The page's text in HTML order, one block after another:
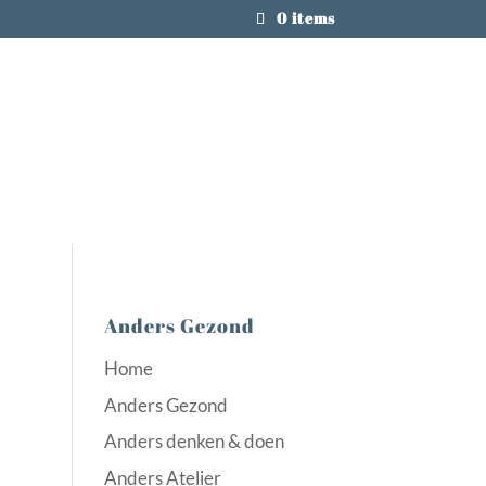
0 items
Anders Gezond
Home
Anders Gezond
Anders denken & doen
Anders Atelier